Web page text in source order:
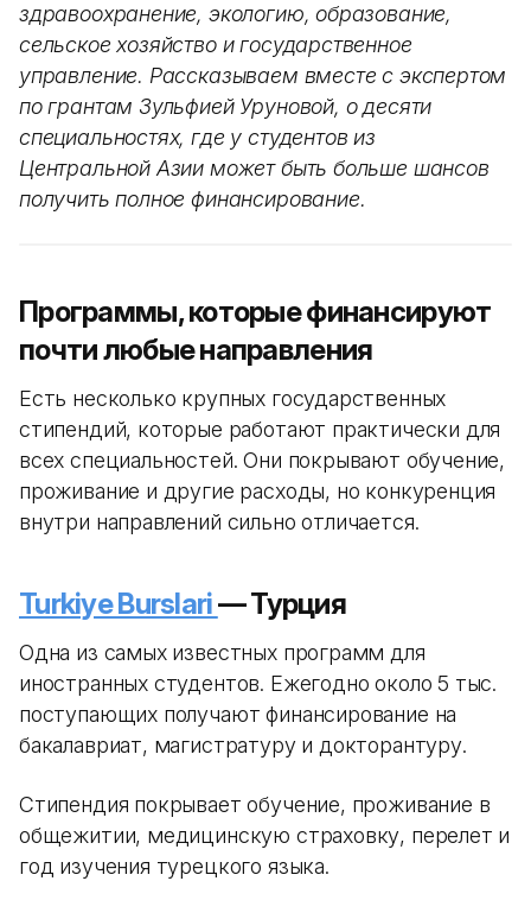
здравоохранение, экологию, образование,
сельское хозяйство и государственное
управление. Рассказываем вместе с экспертом
по грантам Зульфией Уруновой, о десяти
специальностях, где у студентов из
Центральной Азии может быть больше шансов
получить полное финансирование.
Программы, которые финансируют
почти любые направления
Есть несколько крупных государственных
стипендий, которые работают практически для
всех специальностей. Они покрывают обучение,
проживание и другие расходы, но конкуренция
внутри направлений сильно отличается.
Turkiye Burslari— Турция
Одна из самых известных программ для
иностранных студентов. Ежегодно около 5 тыс.
поступающих получают финансирование на
бакалавриат, магистратуру и докторантуру.
Стипендия покрывает обучение, проживание в
общежитии, медицинскую страховку, перелет и
год изучения турецкого языка.